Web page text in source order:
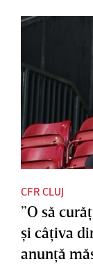
CFR CLUJ
”O să
şi câţiva
anunţă